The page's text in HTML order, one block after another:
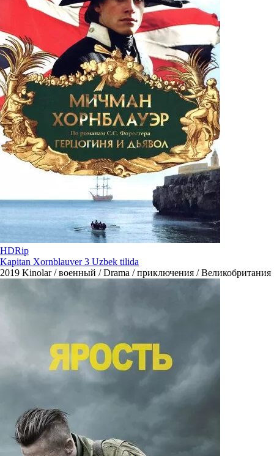
HDRip
Kapitan Xornblauver 3 Uzbek tilida
2019 Kinolar / военный / Drama / приключения / Великобритания